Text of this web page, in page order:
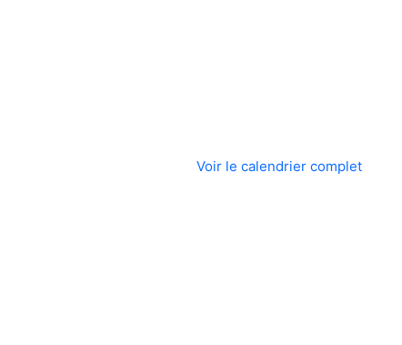
Voir le calendrier complet